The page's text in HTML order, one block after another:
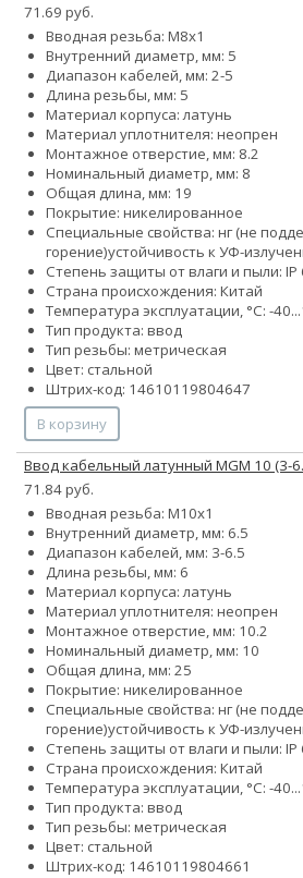
71.69 руб.
Вводная резьба: M8x1
Внутренний диаметр, мм: 5
Диапазон кабелей, мм: 2-5
Длина резьбы, мм: 5
Материал корпуса: латунь
Материал уплотнителя: неопрен
Монтажное отверстие, мм: 8.2
Номинальный диаметр, мм: 8
Общая длина, мм: 19
Покрытие: никелированное
Специальные свойства: нг (не
горение)устойчивость к УФ-
Степень защиты от влаги и пыли: IP
Страна происхождения: Китай
Температура эксплуатации, °С: -
Тип продукта: ввод
Тип резьбы: метрическая
Цвет: стальной
Штрих-код: 14610119804647
В корзину
Ввод кабельный латунный МGM 10 (3-
71.84 руб.
Вводная резьба: M10x1
Внутренний диаметр, мм: 6.5
Диапазон кабелей, мм: 3-6.5
Длина резьбы, мм: 6
Материал корпуса: латунь
Материал уплотнителя: неопрен
Монтажное отверстие, мм: 10.2
Номинальный диаметр, мм: 10
Общая длина, мм: 25
Покрытие: никелированное
Специальные свойства: нг (не
горение)устойчивость к УФ-
Степень защиты от влаги и пыли: IP
Страна происхождения: Китай
Температура эксплуатации, °С: -
Тип продукта: ввод
Тип резьбы: метрическая
Цвет: стальной
Штрих-код: 14610119804661